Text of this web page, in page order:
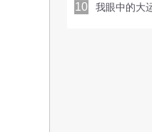
10 我眼中的大